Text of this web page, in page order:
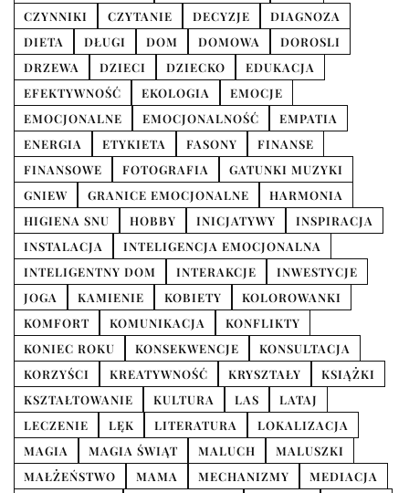
CZYNNIKI
CZYTANIE DECYZJE
DIAGNOZA
DIETA
DŁUGI DOM DOMOWA
DOROSLI
DRZEWA
DZIECI DZIECKO
EDUKACJA
EFEKTYWNOŚĆ
EKOLOGIA
EMOCJE
EMOCJONALNE
EMOCJONALNOŚĆ
EMPATIA
ENERGIA
ETYKIETA FASONY
FINANSE
FINANSOWE
FOTOGRAFIA
GATUNKI MUZYKI
GNIEW
GRANICE EMOCJONALNE
HARMONIA
HIGIENA SNU
HOBBY INICJATYWY
INSPIRACJA
INSTALACJA
INTELIGENCJA EMOCJONALNA
INTELIGENTNY DOM
INTERAKCJE
INWESTYCJE
JOGA
KAMIENIE KOBIETY
KOLOROWANKI
KOMFORT
KOMUNIKACJA
KONFLIKTY
KONIEC ROKU
KONSEKWENCJE
KONSULTACJA
KORZYŚCI
KREATYWNOŚĆ KRYSZTAŁY
KSIĄŻKI
KSZTAŁTOWANIE
KULTURA LAS
LATAJ
LECZENIE
LĘK LITERATURA
LOKALIZACJA
MAGIA
MAGIA ŚWIĄT MALUCH
MALUSZKI
MAŁŻEŃSTWO
MAMA MECHANIZMY
MEDIACJA